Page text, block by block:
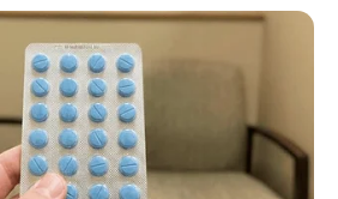
a contribuição assistencial aos
é um novo imposto sindical —, um
está cobrando de filiados e não filiados
de contribuição assistencial.
nas redes sociais na terça-feira 19 pelo
Ramiro Rosário (PSDB), que foi